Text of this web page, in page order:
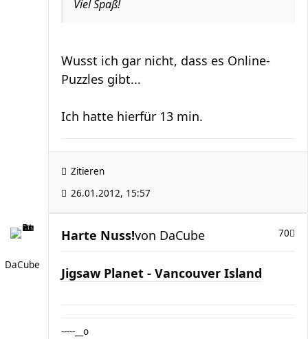
Viel Spaß!
Wusst ich gar nicht, dass es Online-
Puzzles gibt...
Ich hatte hierfür 13 min.
Zitieren
26.01.2012, 15:57
DaCube
Harte Nuss! 70
von DaCube
Jigsaw Planet - Vancouver Island
-----__o